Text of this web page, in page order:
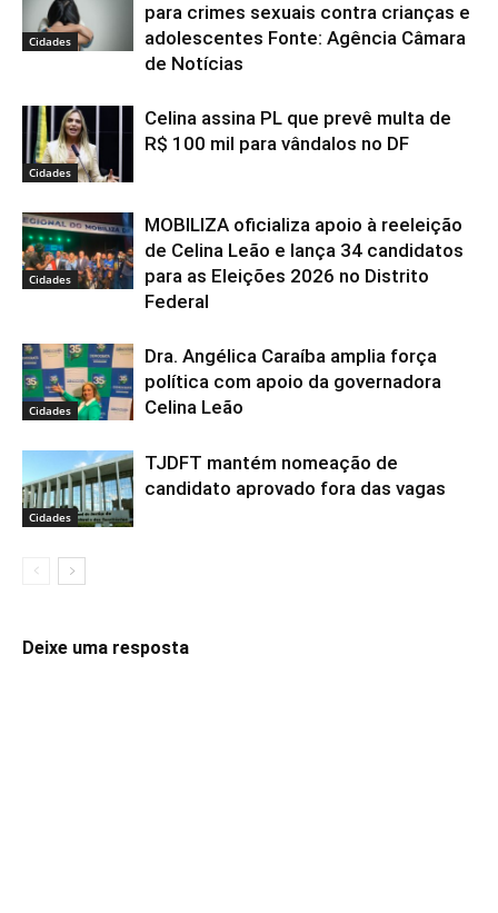
Cidades
para crimes sexuais contra crianças e
adolescentes Fonte: Agência Câmara
de Notícias
Cidades
Celina assina PL que prevê multa de
R$ 100 mil para vândalos no DF
Cidades
MOBILIZA oficializa apoio à reeleição
de Celina Leão e lança 34 candidatos
para as Eleições 2026 no Distrito
Federal
Cidades
Dra. Angélica Caraíba amplia força
política com apoio da governadora
Celina Leão
Cidades
TJDFT mantém nomeação de
candidato aprovado fora das vagas
Deixe uma resposta